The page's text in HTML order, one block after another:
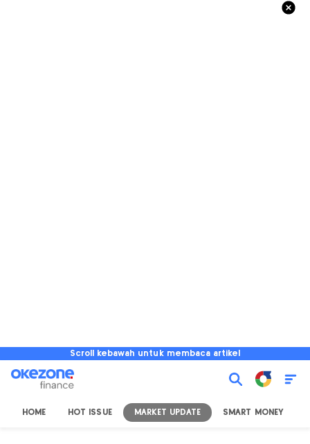
Scroll kebawah untuk membaca artikel
HOME HOT ISSUE MARKET UPDATE SMART MONEY